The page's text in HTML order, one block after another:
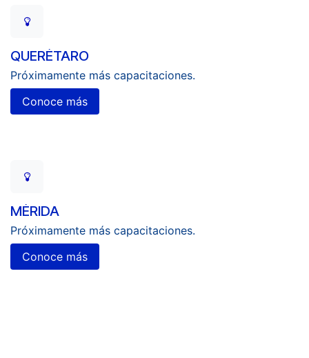
QUERÉTARO
Próximamente más capacitaciones.
Conoce más
MÉRIDA
Próximamente más capacitaciones.
Cono​​​​ce más